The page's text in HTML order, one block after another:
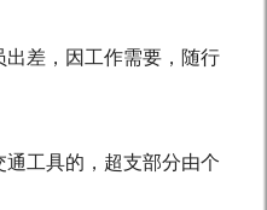
差，因工作需要，随行
工具的，超支部分由个